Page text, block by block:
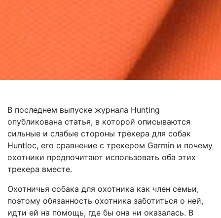
В последнем выпуске журнала Hunting
опубликована статья, в которой описываются
сильные и слабые стороны трекера для собак
Huntloc, его сравнение с трекером Garmin и почему
охотники предпочитают использовать оба этих
трекера вместе.
Охотничья собака для охотника как член семьи,
поэтому обязанность охотника заботиться о ней,
идти ей на помощь, где бы она ни оказалась. В